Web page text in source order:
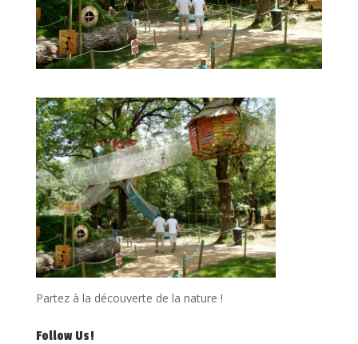
Partez à la découverte de la nature !
Follow Us!